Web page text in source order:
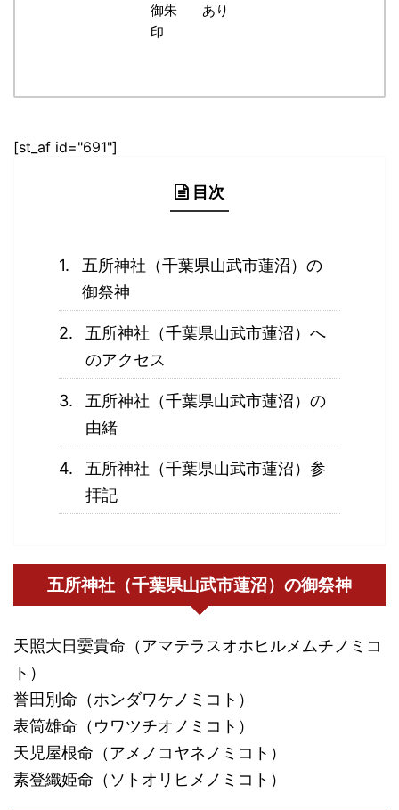
御朱
印
あり
[st_af id="691"]
目次
五所神社（千葉県山武市蓮沼）の
御祭神
五所神社（千葉県山武市蓮沼）へ
のアクセス
五所神社（千葉県山武市蓮沼）の
由緒
五所神社（千葉県山武市蓮沼）参
拝記
五所神社（千葉県山武市蓮沼）の御祭神
天照大日孁貴命（アマテラスオホヒルメムチノミコ
ト）
誉田別命（ホンダワケノミコト）
表筒雄命（ウワツチオノミコト）
天児屋根命（アメノコヤネノミコト）
素登織姫命（ソトオリヒメノミコト）